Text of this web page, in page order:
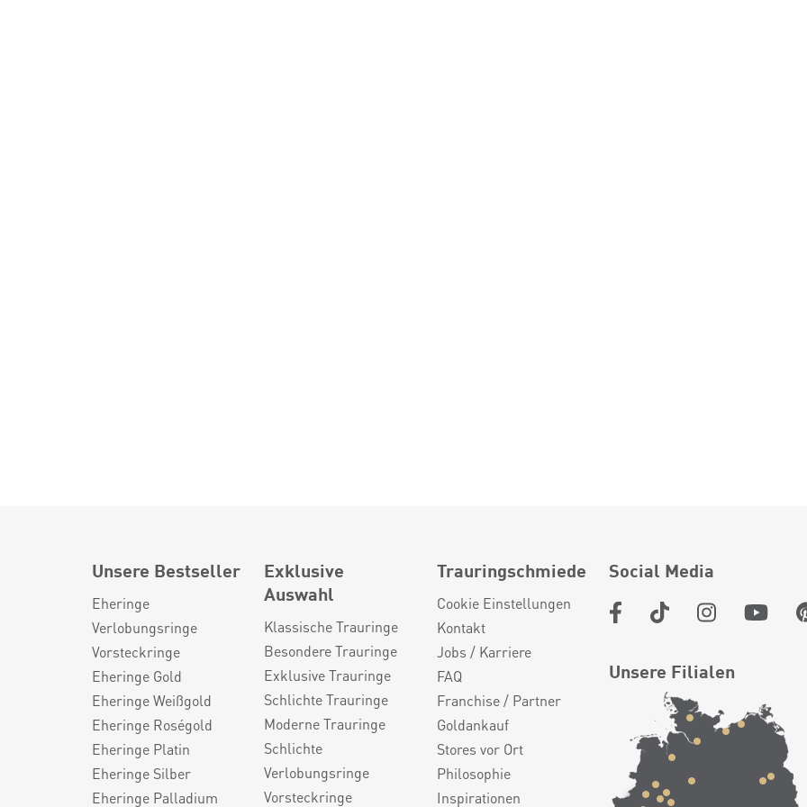
Unsere Bestseller
Eheringe
Verlobungsringe
Vorsteckringe
Eheringe Gold
Eheringe Weißgold
Eheringe Roségold
Eheringe Platin
Eheringe Silber
Eheringe Palladium
Exklusive
Auswahl
Klassische Trauringe
Besondere Trauringe
Exklusive Trauringe
Schlichte Trauringe
Moderne Trauringe
Schlichte
Verlobungsringe
Vorsteckringe
Trauringschmiede
Cookie Einstellungen
Kontakt
Jobs / Karriere
FAQ
Franchise / Partner
Goldankauf
Stores vor Ort
Philosophie
Inspirationen
Social Media
Unsere Filialen